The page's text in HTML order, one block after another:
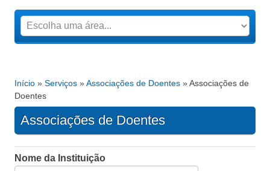
Está aqui
Início » Serviços »Associações de Doentes » Associações de
Doentes
Associações de Doentes
Nome da Instituição